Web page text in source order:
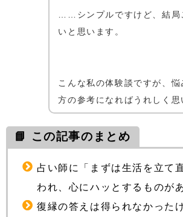
……シンプルですけど、結局
いと思います。
こんな私の体験談ですが、悩
方の参考になればうれしく思
📘 この記事のまとめ
占い師に「まずは生活を立て
われ、心にハッとするものが
復縁の答えは得られなかった